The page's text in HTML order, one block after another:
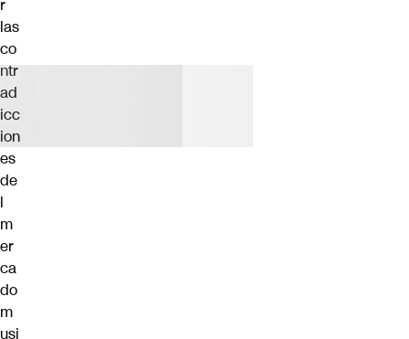
r
las
co
ntr
ad
icc
ion
es
de
l
m
er
ca
do
m
usi